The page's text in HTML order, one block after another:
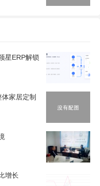
星ERP解锁
家居定制
增长